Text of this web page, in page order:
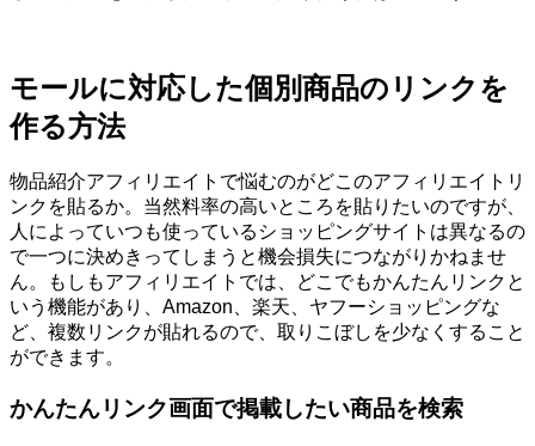
モールに対応した個別商品のリンクを
作る方法
物品紹介アフィリエイトで悩むのがどこのアフィリエイトリ
ンクを貼るか。当然料率の高いところを貼りたいのですが、
人によっていつも使っているショッピングサイトは異なるの
で一つに決めきってしまうと機会損失につながりかねませ
ん。もしもアフィリエイトでは、どこでもかんたんリンクと
いう機能があり、Amazon、楽天、ヤフーショッピングな
ど、複数リンクが貼れるので、取りこぼしを少なくすること
ができます。
かんたんリンク画面で掲載したい商品を検索